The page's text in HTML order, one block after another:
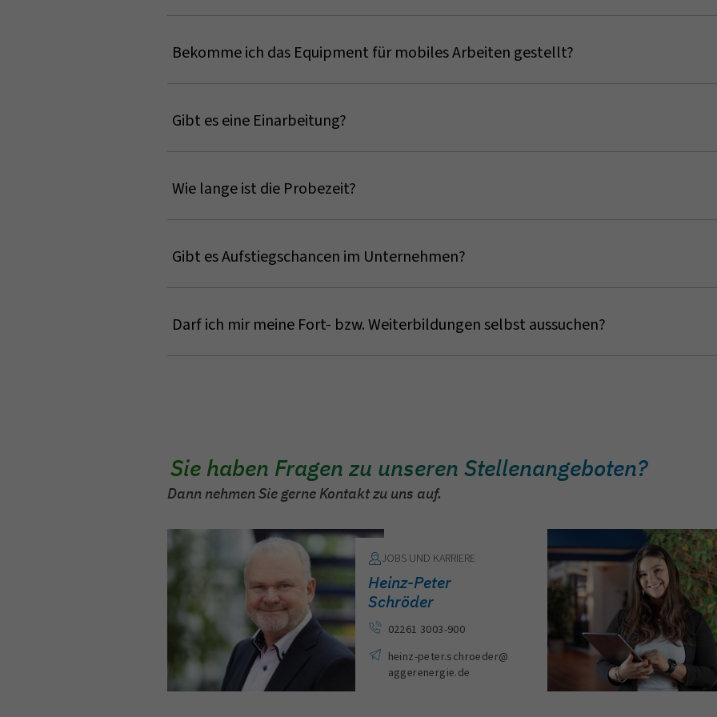
unterschiedlichen Lebenslagen sind und Kinder haben oder pflegende Angehörige sind,
Vollzeit zu arbeiten. Daher bieten wir auch Stellen in Teilzeit an.
Bekomme ich das Equipment für mobiles Arbeiten gestellt?
Gibt es eine Einarbeitung?
bekommen Sie beispielsweise auch einen Einblick in andere Abteilungen.
Wie lange ist die Probezeit?
Gibt es Aufstiegschancen im Unternehmen?
Grundsätzlich entwickelt sich das Unternehmen weiter und somit auch seine
Weiterbildungen unserer Mitarbeiter*innen sind für uns wichtig.
Darf ich mir meine Fort- bzw. Weiterbildungen selbst aussuchen?
Sie haben Fragen zu unseren Stellenangeboten?
Dann nehmen Sie gerne Kontakt zu uns auf.
JOBS UND KARRIERE
Heinz-Peter
Schröder
02261 3003-900
heinz-peter.schroeder@
aggerenergie.de